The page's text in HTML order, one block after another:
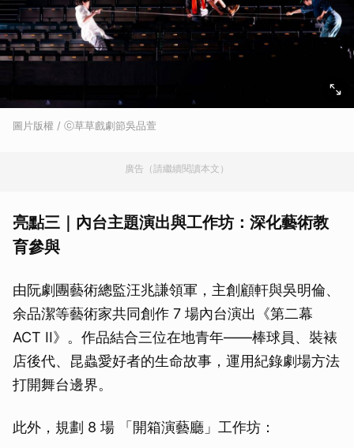
圖片版權 / ⓒ草草戲劇節吳品萱
廣告（請繼續閱讀本文）
亮點三｜內台主題演出與工作坊：深化藝術教
育參與
由阮劇團藝術總監汪兆謙領軍，主創顧軒與吳明倫、
余品潔等藝術家共同創作 7 場內台演出《第二幕
ACT II》。作品結合三位在地青年——棒球員、裝裱
店後代、昆蟲愛好者的生命故事，運用紀錄劇場方法
打開舞台邊界。
此外，規劃 8 場 「開箱演藝廳」工作坊：